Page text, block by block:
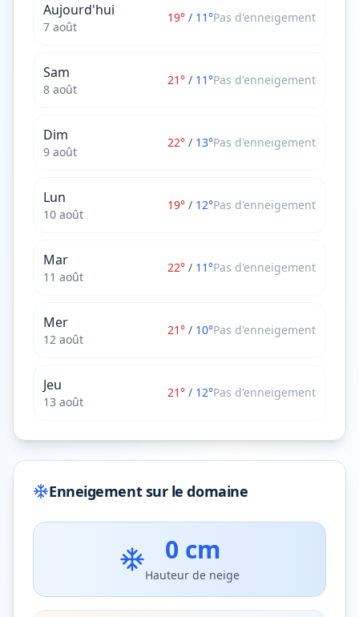
Aujourd'hui
7 août
19° / 11°Pas d'enneigement
Sam
8 août
21° / 11°Pas d'enneigement
Dim
9 août
22° / 13°Pas d'enneigement
Lun
10 août
19° / 12°Pas d'enneigement
Mar
11 août
22° / 11°Pas d'enneigement
Mer
12 août
21° / 10°Pas d'enneigement
Jeu
13 août
21° / 12°Pas d'enneigement
Enneigement sur le domaine
0 cm
Hauteur de neige